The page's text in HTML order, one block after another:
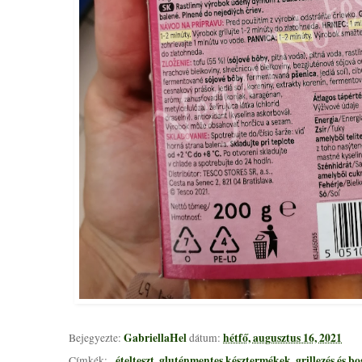
Bejegyezte: GabriellaHeldátum: hétfő, augusztus 16, 2021